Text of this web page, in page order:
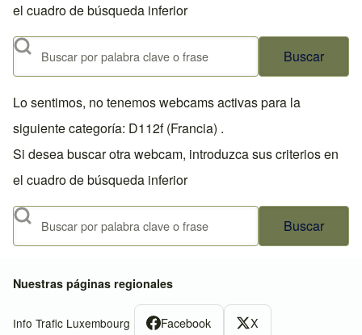
el cuadro de búsqueda inferior
Buscar
Lo sentimos, no tenemos webcams activas para la
siguiente categoría: D112f (Francia) .
Si desea buscar otra webcam, introduzca sus criterios en
el cuadro de búsqueda inferior
Buscar
Nuestras páginas regionales
Info Trafic Luxembourg Facebook X